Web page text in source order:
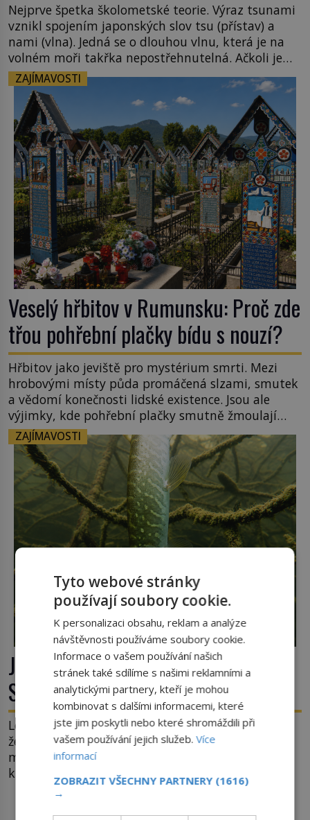
Nejprve špetka školometské teorie. Výraz tsunami
vznikl spojením japonských slov tsu (přístav) a
nami (vlna). Jedná se o dlouhou vlnu, která je na
volném moři takřka nepostřehnutelná. Ačkoli je
vlnová délka tsunami i 300 kilometrů, výška vlny
na volném moři je maximálně 1,5 metru. Máme se
podobné obří vlny obávat i v Evropě? Vznik
tsunami si […]
ZAJÍMAVOSTI
Veselý hřbitov v Rumunsku: Proč zde
třou pohřební plačky bídu s nouzí?
Hřbitov jako jeviště pro mystérium smrti. Mezi
hrobovými místy půda promáčená slzami, smutek
a vědomí konečnosti lidské existence. Jsou ale
výjimky, kde pohřební plačky smutně žmoulají
kapesníky nikoli při smutečním obřadu, ale při
pohledu na výši vyměřené podpory
v nezaměstnanosti. Kam vás pozveme? Unikátní
hřbitov, který si vysloužil název „Veselý“, najdeme
v rumunské vesnici Sapanta, nedaleko hranic […]
ZAJÍMAVOSTI
Jak poznat čistou vodu ke koupání?
Strčte hlavu pod hladinu!
Léto je časem koupání v přírodě. Jak však poznat,
že je voda v řece, rybníku, jezeře čistá? Jistě, máte
možnost využít informace hygieniků či podrobit
křížovému výslechu provozovatele přírodního
koupaliště. Existuje ale ještě jiná alternativa. Jaká?
Tyto webové stránky
používají soubory cookie.
K personalizaci obsahu, reklam a analýze
návštěvnosti používáme soubory cookie.
Informace o vašem používání našich
stránek také sdílíme s našimi reklamními a
analytickými partnery, kteří je mohou
kombinovat s dalšími informacemi, které
jste jim poskytli nebo které shromáždili při
vašem používání jejich služeb.Více
informací
ZOBRAZIT VŠECHNY PARTNERY (1616)
→